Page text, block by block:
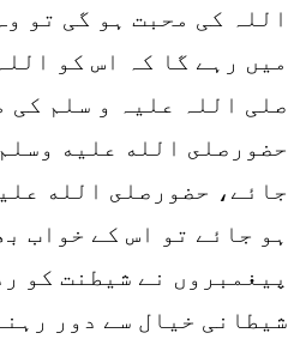
اللہ کی محبت ہو گی تو
میں رہے گا کہ اس کو
صلی اللہ علیہ و سلم کی
حضورصلى الله عليه
جائے، حضورصلى الله
ہو جائے تو اس کے خواب
پیغمبروں نے شیطنت کو
شیطانی خیال سے دور